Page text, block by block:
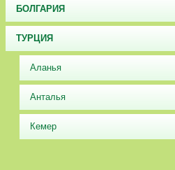
БОЛГАРИЯ
ТУРЦИЯ
Аланья
Анталья
Кемер